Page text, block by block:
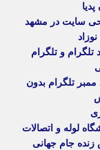
پدیا
سایت در مشهد
تلگرام و تلگرام
ممبر تلگرام بدون
لوله و اتصالات
جام جهانی